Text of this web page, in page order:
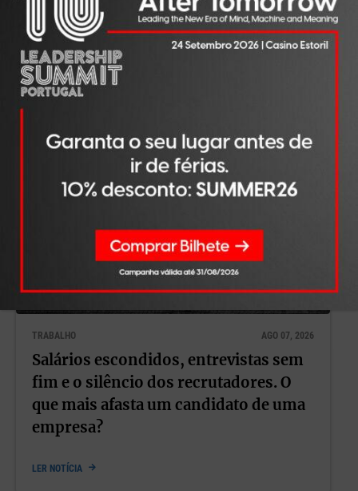
AGO 07, 2026
Os salários mais altos nunca
cresceram tanto. A maioria continua a
ganhar entre 900 e 1.200 euros
TRABALHO AGO 07, 2026
Salários escondidos, entrevistas sem
fim e o silêncio dos recrutadores. O
que mais afasta um candidato de uma
empresa?
LER NOTÍCIA